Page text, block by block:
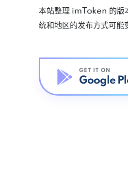
本站整理 imToken 的版
统和地区的发布方式可能
GET IT ON
Google